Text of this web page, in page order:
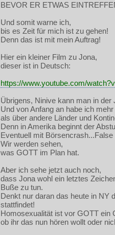
BEVOR ER ETWAS
Und somit warne ich,
bis es Zeit für mich ist zu gehen!
Denn das ist mit mein Auftrag!
Hier ein kleiner Film zu Jona,
dieser ist in Deutsch:
https://www.youtube.com/
Übrigens, Ninive kann man in
Und von Anfang an habe ich
als über andere Länder und
Denn in Amerika beginnt der
Eventuell mit
Wir werden sehen,
was GOTT im Plan hat.
Aber ich sehe jetzt auch noch,
dass Jona wohl ein letztes
Buße zu tun.
Denkt nur daran das heute in NY
stattfindet!
Homosexualität ist vor GOTT ein
ob ihr das nun hören wollt oder